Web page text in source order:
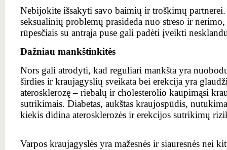
Nebijokite išsakyti savo baimių ir troškimų
seksualinių problemų prasideda nuo streso ir
rūpesčiais su antrąja puse gali padėti įveikti
Dažniau mankštinkitės
Nors gali atrodyti, kad reguliari mankšta yra
širdies ir kraujagyslių sveikata bei erekcija yra
aterosklerozę – riebalų ir cholesterolio kaupimąsi
sutrikimais. Diabetas, aukštas kraujospūdis,
kiekis didina aterosklerozės ir erekcijos sutrikimų
Varpos kraujagyslės yra mažesnės ir siauresnės nei